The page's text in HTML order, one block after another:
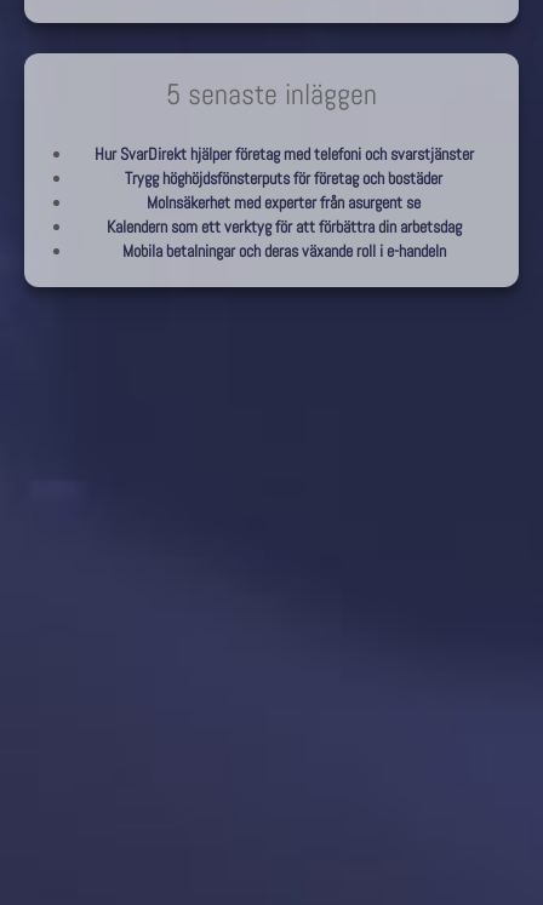
5 senaste inläggen
Hur SvarDirekt hjälper företag med telefoni och svarstjänster
Trygg höghöjdsfönsterputs för företag och bostäder
Molnsäkerhet med experter från asurgent se
Kalendern som ett verktyg för att förbättra din arbetsdag
Mobila betalningar och deras växande roll i e-handeln